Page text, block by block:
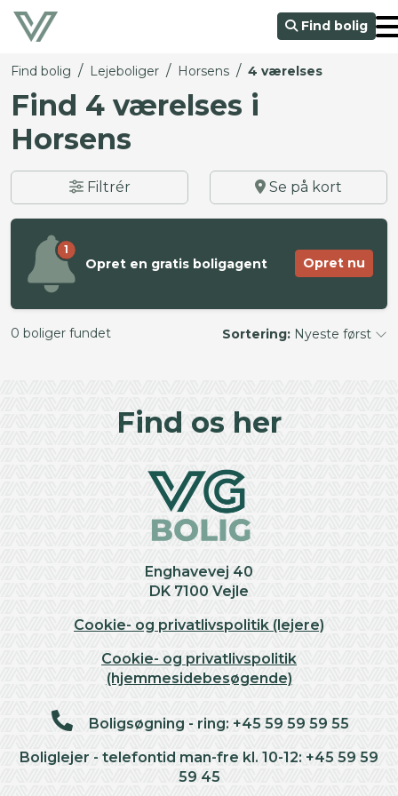
Find bolig
Find bolig / Lejeboliger / Horsens / 4 værelses
Find 4 værelses i
Horsens
Filtrér Se på kort
1
Opret en gratis boligagent Opret nu
0 boliger fundet Sortering: Nyeste først
Find os her
Enghavevej 40
DK 7100 Vejle
Cookie- og privatlivspolitik (lejere)
Cookie- og privatlivspolitik
(hjemmesidebesøgende)
Boligsøgning - ring: +45 59 59 59 55
Boliglejer - telefontid man-fre kl. 10-12: +45 59 59
59 45